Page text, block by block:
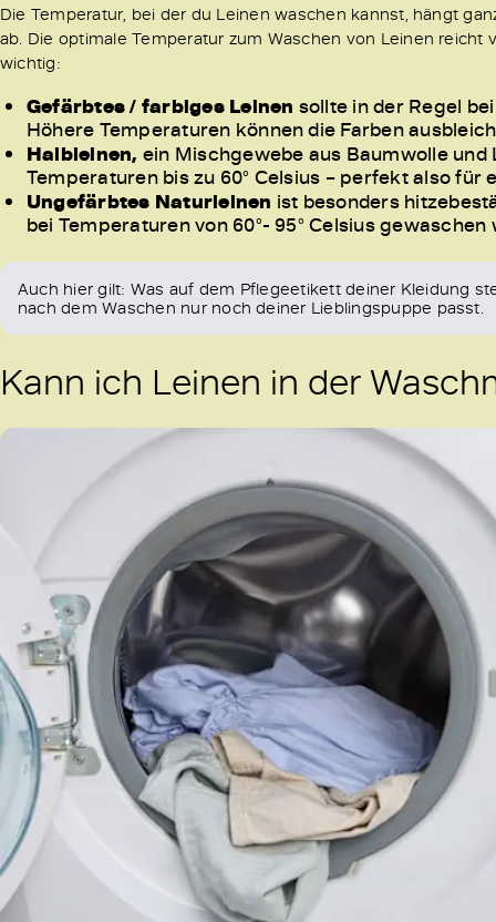
Die Temperatur, bei der du Leinen waschen kannst, hängt
ab. Die optimale Temperatur zum Waschen von Leinen reicht
wichtig:
Gefärbtes / farbiges Leinen sollte in der Regel
Höhere Temperaturen können die Farben
Halbleinen, ein Mischgewebe aus Baumwolle
Temperaturen bis zu 60° Celsius – perfekt also für
Ungefärbtes Naturleinen ist besonders
bei Temperaturen von 60°- 95° Celsius
Auch hier gilt: Was auf dem Pflegeetikett deiner Kleidung
nach dem Waschen nur noch deiner Lieblingspuppe passt.
Kann ich Leinen in der